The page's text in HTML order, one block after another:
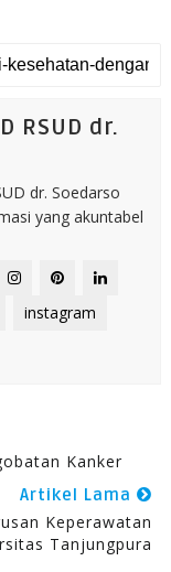
RSUD dr.
dr. Soedarso
yang akuntabel
instagram
Kanker
Artikel Lama
Keperawatan
Tanjungpura